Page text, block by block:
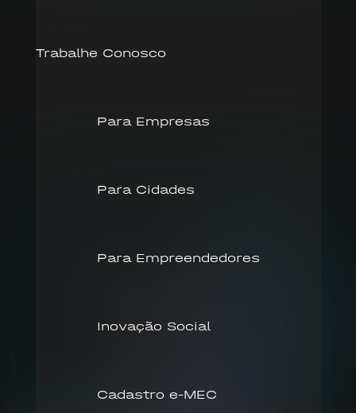
Trabalhe Conosco
Para Empresas
Para Cidades
Para Empreendedores
Inovação Social
Cadastro e-MEC